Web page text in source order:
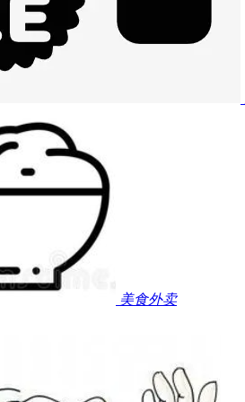
美食外卖